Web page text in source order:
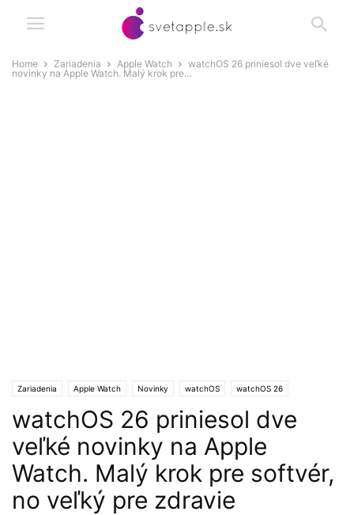
Home Zariadenia Apple Watch
watchOS 26 priniesol dve veľké
novinky na Apple Watch. Malý krok pre...
Zariadenia Apple Watch Novinky watchOS watchOS 26
watchOS 26 priniesol dve
veľké novinky na Apple
Watch. Malý krok pre softvér,
no veľký pre zdravie